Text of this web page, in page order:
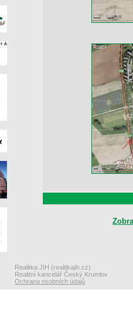
Realitka JIH (realitkajih.cz)
Realitní kancelář Český Krumlov
Ochrana osobních údajů